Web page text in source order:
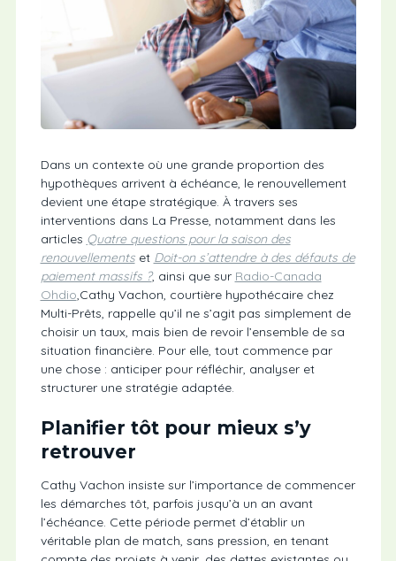
Dans un contexte où une grande proportion des
hypothèques arrivent à échéance, le renouvellement
devient une étape stratégique. À travers ses
interventions dans La Presse, notamment dans les
articles Quatre questions pour la saison des
renouvellementset Doit-on s’attendre à des défauts de
paiement massifs ?, ainsi que sur Radio-Canada
Ohdio,Cathy Vachon, courtière hypothécaire chez
Multi-Prêts, rappelle qu’il ne s’agit pas simplement de
choisir un taux, mais bien de revoir l’ensemble de sa
situation financière. Pour elle, tout commence par
une chose : anticiper pour réfléchir, analyser et
structurer une stratégie adaptée.
Planifier tôt pour mieux s’y
retrouver
Cathy Vachon insiste sur l’importance de commencer
les démarches tôt, parfois jusqu’à un an avant
l’échéance. Cette période permet d’établir un
véritable plan de match, sans pression, en tenant